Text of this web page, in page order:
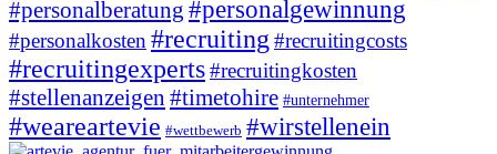
#personalberatung #personalgewinnung
#personalkosten #recruiting #recruitingcosts
#recruitingexperts#recruitingkosten
#stellenanzeigen #timetohire #unternehmer
#weareartevie #wettbewerb #wirstellenein